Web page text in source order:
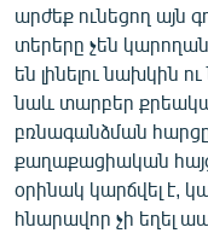
արժեք ունեցող այն
տերերը չեն
են լինելու նախկին
նաև տարբեր
բռնագանձման հարցը
քաղաքացիական
օրինակ կարճվել է,
հնարավոր չի եղել